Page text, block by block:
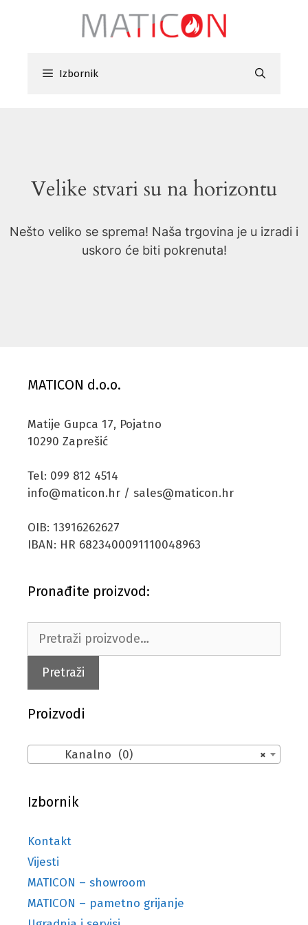
Izbornik
Velike stvari su na horizontu
Nešto veliko se sprema! Naša trgovina je u izradi i
uskoro će biti pokrenuta!
MATICON d.o.o.
Matije Gupca 17, Pojatno
10290 Zaprešić
Tel: 099 812 4514
info@maticon.hr / sales@maticon.hr
OIB: 13916262627
IBAN: HR 6823400091110048963
Pronađite proizvod:
Pretraži
Proizvodi
×
Kanalno (0)
Izbornik
Kontakt
Vijesti
MATICON – showroom
MATICON – pametno grijanje